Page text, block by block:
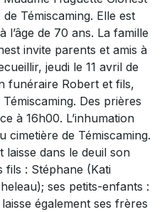
Témiscaming. Elle est
l’âge de 70 ans. La famille
invite parents et amis à
jeudi le 11 avril de
funéraire Robert et fils,
Des prières
à 16h00. L’inhumation
cimetière de Témiscaming.
laisse dans le deuil son
fils : Stéphane (Kati
ses petits-enfants :
également ses frères